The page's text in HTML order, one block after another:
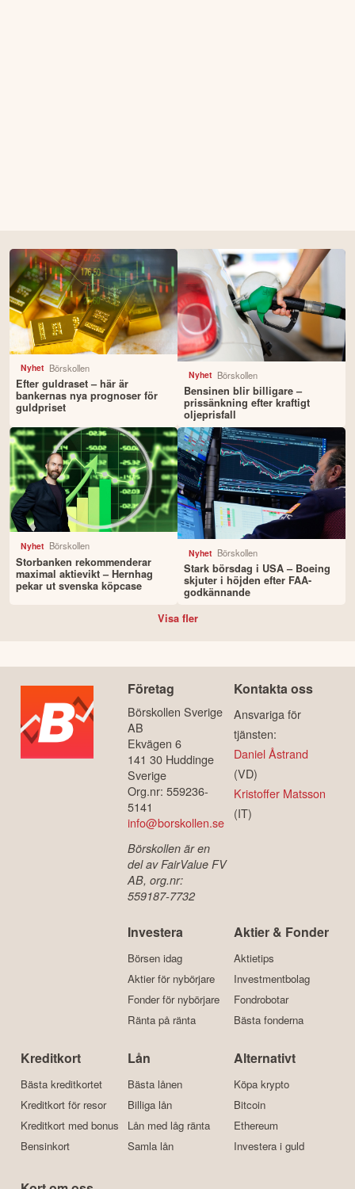
Nyhet Börskollen
Efter guldraset – här är
bankernas nya prognoser för
guldpriset
Nyhet Börskollen
Bensinen blir billigare –
prissänkning efter kraftigt
oljeprisfall
Nyhet Börskollen
Storbanken rekommenderar
maximal aktievikt – Hernhag
pekar ut svenska köpcase
Nyhet Börskollen
Stark börsdag i USA – Boeing
skjuter i höjden efter FAA-
godkännande
Visa fler
Företag
Börskollen Sverige
AB
Ekvägen 6
141 30 Huddinge
Sverige
Org.nr: 559236-
5141
info@borskollen.se
Börskollen är en
del av FairValue FV
AB, org.nr:
559187-7732
Kontakta oss
Ansvariga för
tjänsten:
Daniel Åstrand
(VD)
Kristoffer Matsson
(IT)
Investera
Börsen idag
Aktier för nybörjare
Fonder för nybörjare
Ränta på ränta
Aktier & Fonder
Aktietips
Investmentbolag
Fondrobotar
Bästa fonderna
Kreditkort
Bästa kreditkortet
Kreditkort för resor
Kreditkort med bonus
Bensinkort
Lån
Bästa lånen
Billiga lån
Lån med låg ränta
Samla lån
Alternativt
Köpa krypto
Bitcoin
Ethereum
Investera i guld